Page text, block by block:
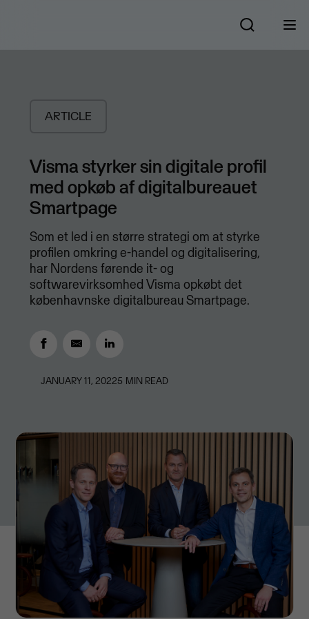
ARTICLE
Visma styrker sin digitale profil
med opkøb af digitalbureauet
Smartpage
Som et led i en større strategi om at styrke
profilen omkring e-handel og digitalisering,
har Nordens førende it- og
softwarevirksomhed Visma opkøbt det
københavnske digitalbureau Smartpage.
JANUARY 11, 20225 MIN READ